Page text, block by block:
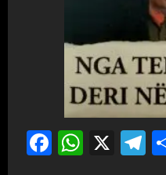
Facebook
X